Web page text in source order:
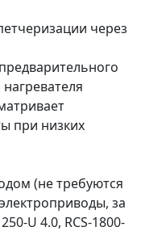
через
при низких
(не требуются
за
U 4.0, RCS-1800-